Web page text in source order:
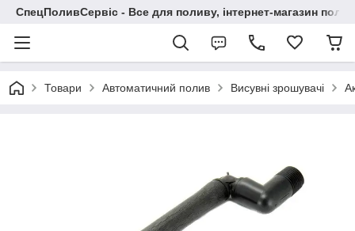
СпецПоливСервіс - Все для поливу, інтернет-магазин
Товари Автоматичний полив Висувні зрошувачі